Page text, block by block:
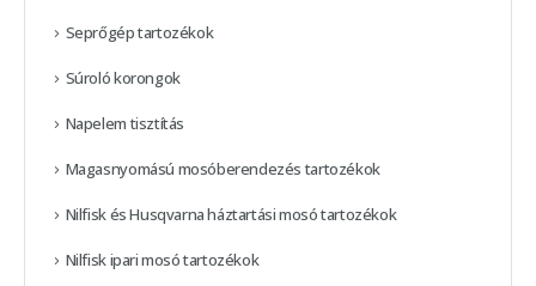
Seprőgép tartozékok
Súroló korongok
Napelem tisztítás
Magasnyomású mosóberendezés tartozékok
Nilfisk és Husqvarna háztartási mosó tartozékok
Nilfisk ipari mosó tartozékok